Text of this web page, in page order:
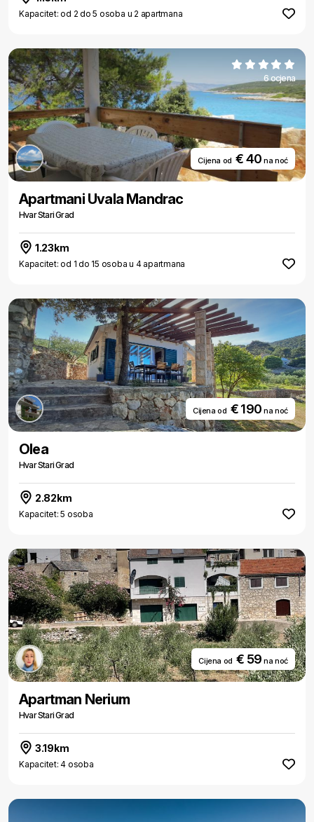
Kapacitet: od 2 do 5 osoba u 2 apartmana
6 ocjena
Cijena od € 40na noć
Apartmani Uvala Mandrac
Hvar Stari Grad
1.23km
Kapacitet: od 1 do 15 osoba u 4 apartmana
Cijena od € 190na noć
Olea
Hvar Stari Grad
2.82km
Kapacitet: 5 osoba
Cijena od € 59na noć
Apartman Nerium
Hvar Stari Grad
3.19km
Kapacitet: 4 osoba